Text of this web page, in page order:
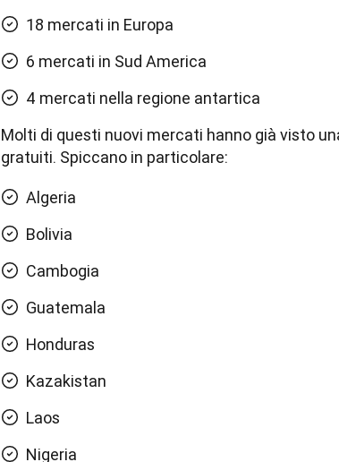
18 mercati in Europa
6 mercati in Sud America
4 mercati nella regione antartica
Molti di questi nuovi mercati hanno già visto
gratuiti. Spiccano in particolare:
Algeria
Bolivia
Cambogia
Guatemala
Honduras
Kazakistan
Laos
Nigeria